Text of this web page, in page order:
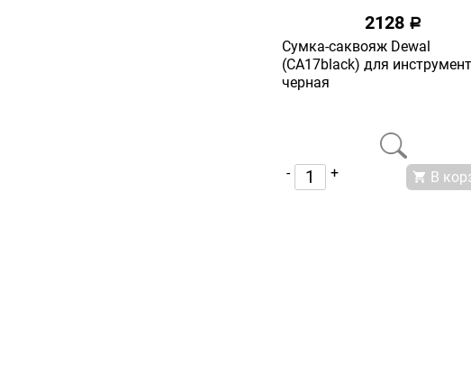
2128 a
Сумка-саквояж Dewal
(СА17black) для
черная
- + В